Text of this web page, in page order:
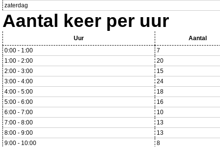
zaterdag
Aantal keer per uur
Uur
Aantal
0:00 - 1:00
7
1:00 - 2:00
20
2:00 - 3:00
15
3:00 - 4:00
24
4:00 - 5:00
18
5:00 - 6:00
16
6:00 - 7:00
10
7:00 - 8:00
13
8:00 - 9:00
13
9:00 - 10:00
8